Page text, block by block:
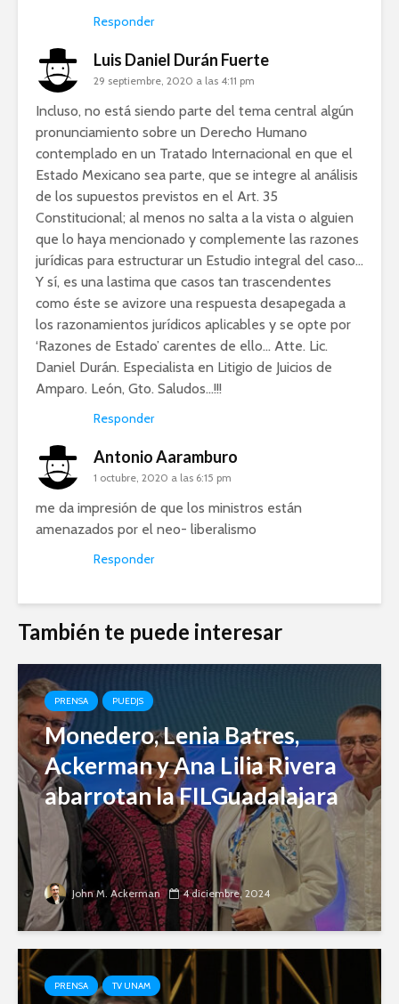
Responder
Luis Daniel Durán Fuerte
29 septiembre, 2020 a las 4:11 pm
Incluso, no está siendo parte del tema central algún
pronunciamiento sobre un Derecho Humano
contemplado en un Tratado Internacional en que el
Estado Mexicano sea parte, que se integre al análisis
de los supuestos previstos en el Art. 35
Constitucional; al menos no salta a la vista o alguien
que lo haya mencionado y complemente las razones
jurídicas para estructurar un Estudio integral del caso…
Y sí, es una lastima que casos tan trascendentes
como éste se avizore una respuesta desapegada a
los razonamientos jurídicos aplicables y se opte por
‘Razones de Estado’ carentes de ello… Atte. Lic.
Daniel Durán. Especialista en Litigio de Juicios de
Amparo. León, Gto. Saludos…!!!
Responder
Antonio Aaramburo
1 octubre, 2020 a las 6:15 pm
me da impresión de que los ministros están
amenazados por el neo- liberalismo
Responder
También te puede interesar
PRENSA PUEDJS
Monedero, Lenia Batres,
Ackerman y Ana Lilia Rivera
abarrotan la FILGuadalajara
John M. Ackerman 4 diciembre, 2024
PRENSA TV UNAM